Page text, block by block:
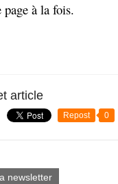
à la fois.
article
Repost 0
newsletter